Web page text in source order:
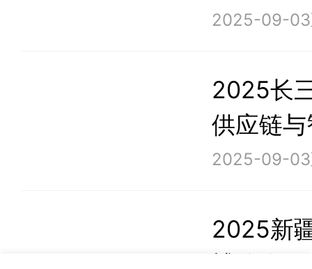
2025-09-
2025长
供应链
（上海）
2025-09-
2025新